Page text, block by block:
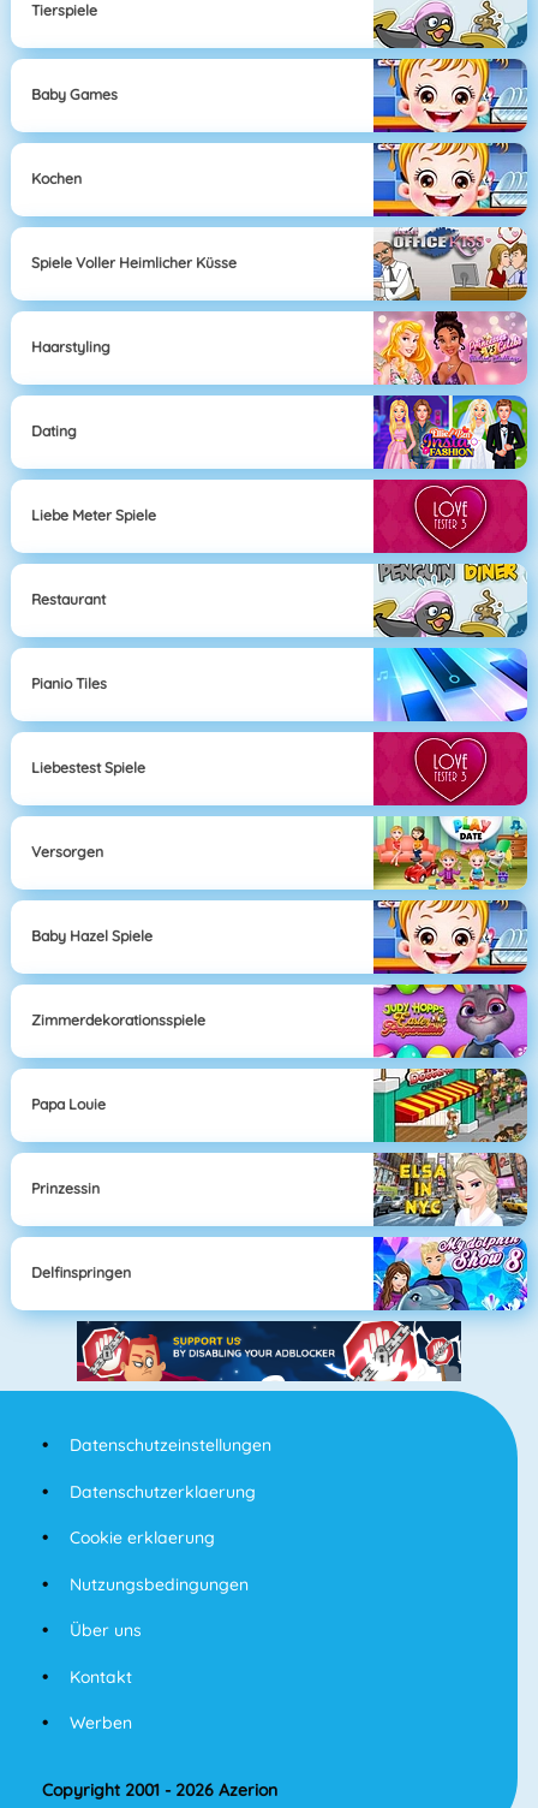
Tierspiele
Baby Games
Kochen
Spiele Voller Heimlicher Küsse
Haarstyling
Dating
Liebe Meter Spiele
Restaurant
Pianio Tiles
Liebestest Spiele
Versorgen
Baby Hazel Spiele
Zimmerdekorationsspiele
Papa Louie
Prinzessin
Delfinspringen
Datenschutzeinstellungen
Datenschutzerklaerung
Cookie erklaerung
Nutzungsbedingungen
Über uns
Kontakt
Werben
Copyright 2001 - 2026 Azerion